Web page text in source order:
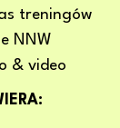
treningów
NNW
& video